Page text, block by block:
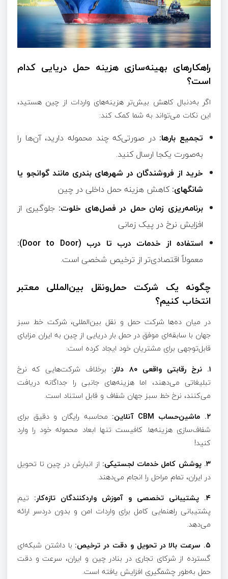
راهکارهای بهینه‌سازی هزینه حمل دریایی کدام
است؟
اگر به‌دنبال کاهش بیش‌تر هزینه‌های واردات از چین هستید،
این نکات می‌تواند به شما کمک کند:
تجمیع بارها: در صورتی‌که چند محموله دارید، آن‌ها را
به‌صورت یکجا ارسال کنید.
خرید از فروشندگان در شهرهای بندری مانند گوانجو یا
شانگهای:کاهش هزینه حمل داخلی در چین
برنامه‌ریزی زمان حمل در فصل‌های خلوت:جلوگیری از
افزایش نرخ در پیک زمانی
استفاده از خدمات درب تا درب (Door to Door):
معمولاً اقتصادی‌تر از ترخیص شخصی است.
چگونه یک شرکت حمل‌ونقل بین‌المللی معتبر
انتخاب کنیم؟
در میان ده‌ها شرکت حمل و نقل بین‌المللی، شرکت خط سبز
جهان با سابقه‌ای موفق در حمل بار دریایی از چین به ایران مزایای
قابل‌توجهی برای مشتریان خود ایجاد کرده است:
۱. نرخ رقابتی واقعی ۸۰ دلار:
برخلاف شرکت‌هایی که نرخ
تبلیغاتی می‌دهند، اما هزینه‌های جانبی را جداگانه دریافت
می‌کنند، نرخ خط سبز جهان شفاف و قابل استناد است.
۲. ماشین‌حساب CBM آنلاین:
محاسبه رایگان و دقیق برای
شفاف‌سازی هزینه‌ها. کافیست تنها ابعاد محموله خود را وارد
کنید!
۳. پوشش کامل خدمات لجستیکی:
از انبارش در چین تا تحویل
در ایران، تمام مراحل را انجام می‌دهند.
۴. پشتیبانی تخصصی و آموزش واردکنندگان تازه‌کار:
تیم
پشتیبانی راهنمایی کامل برای واردات امن و بدون دردسر ارائه
می‌دهد.
۵. سرعت بالا در تحویل و دقت در ترخیص:
با داشتن شبکه‌ای
گسترده از شرکای تجاری در بنادر چین و ایران، سرعت و دقت
حمل به‌طور چشمگیری افزایش یافته است.